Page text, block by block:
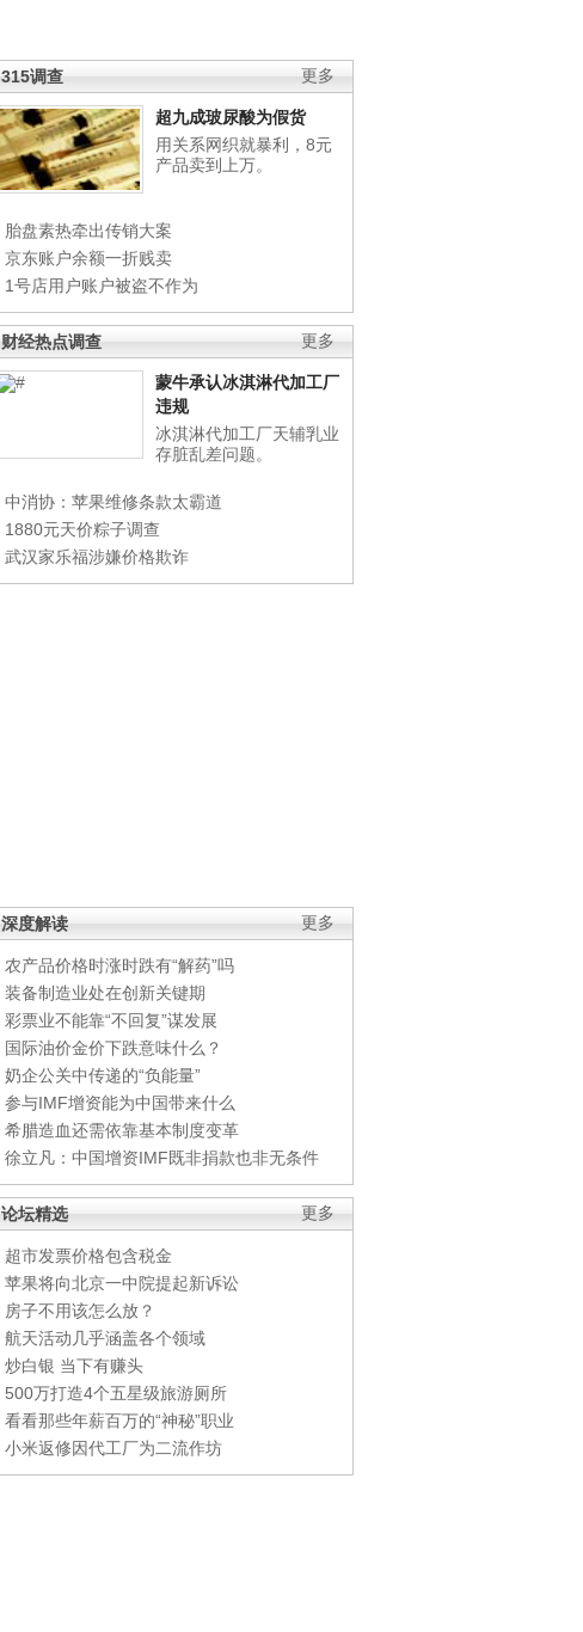
更多
315调查
超九成玻尿酸为假货
用关系网织就暴利，8元
产品卖到上万。
胎盘素热牵出传销大案
京东账户余额一折贱卖
1号店用户账户被盗不作为
更多
财经热点调查
蒙牛承认冰淇淋代加工厂
违规
冰淇淋代加工厂天辅乳业
存脏乱差问题。
中消协：苹果维修条款太霸道
1880元天价粽子调查
武汉家乐福涉嫌价格欺诈
更多
深度解读
农产品价格时涨时跌有“解药”吗
装备制造业处在创新关键期
彩票业不能靠“不回复”谋发展
国际油价金价下跌意味什么？
奶企公关中传递的“负能量”
参与IMF增资能为中国带来什么
希腊造血还需依靠基本制度变革
徐立凡：中国增资IMF既非捐款也非无条件
更多
论坛精选
超市发票价格包含税金
苹果将向北京一中院提起新诉讼
房子不用该怎么放？
航天活动几乎涵盖各个领域
炒白银 当下有赚头
500万打造4个五星级旅游厕所
看看那些年薪百万的“神秘”职业
小米返修因代工厂为二流作坊